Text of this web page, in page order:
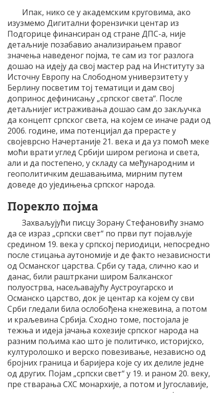
Ипак, нико се у академским круговима, ако
изузмемо Дигитални форензички центар из
Подгорице финансиран од стране ДПС-а, није
детаљније позабавио анализирањем правог
значења наведеног појма, те сам из тог разлога
дошао на идеју да свој мастер рад на Институту за
Источну Европу на Слободном универзитету у
Берлину посветим тој тематици и дам свој
допринос дефинисању „српског света“. После
детаљнијег истраживања дошао сам до закључка
да концепт српског света, на којем се иначе ради од
2006. године, има потенцијал да прерасте у
својеврсно Начертаније 21. века и да уз помоћ меке
моћи врати углед Србији широм региона и света,
али и да постепено, у складу са међународним и
геополитичким дешавањима, мирним путем
доведе до уједињења српског народа.
Порекло појма
Захваљујући писцу Зорану Стефановићу знамо
да се израз „српски свет“ по први пут појављује
средином 19. века у српској периодици, непосредно
после стицања аутономије и де факто независности
од Османског царства. Срби су тада, слично као и
данас, били раштркани широм Балканског
полуострва, насељавајућу Аустроугарско и
Османско царство, док је центар ка којем су сви
Срби гледали била ослобођена кнежевина, а потом
и краљевина Србија. Сходно томе, постојала је
тежња и идеја јачања кохезије српског народа на
разним пољима као што је политичко, историјско,
културолошко и верско повезивање, независно од
бројних граница и баријера које су их делиле једне
од других. Појам „српски свет“ у 19. и раном 20. веку,
пре стварања СХС монархије, а потом и Југославије,